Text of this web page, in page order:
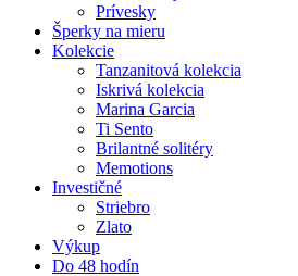
Prívesky
Šperky na mieru
Kolekcie
Tanzanitová kolekcia
Iskrivá kolekcia
Marina Garcia
Ti Sento
Brilantné solitéry
Memotions
Investičné
Striebro
Zlato
Výkup
Do 48 hodín